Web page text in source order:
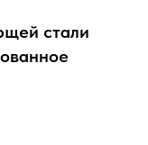
стали